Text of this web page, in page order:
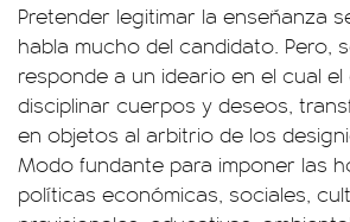
Pretender legitimar la enseñanza
habla mucho del candidato. Pero,
responde a un ideario en el cual
disciplinar cuerpos y deseos,
en objetos al arbitrio de los
Modo fundante para imponer las
políticas económicas, sociales,